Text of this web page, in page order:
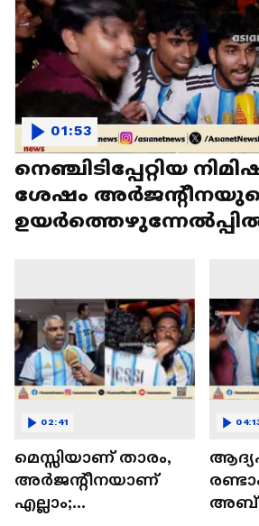
നെഞ്ചിടിപ്പേറ്റിയ
ശേഷം
01:53
മെസ്സിയാണ് താരം,
അർജന്റീനയാണ്
എല്ലാം;
02:41